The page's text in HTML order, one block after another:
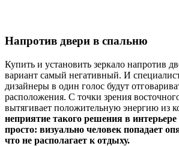
Напротив двери в спальню
Купить и установить зеркало напротив
вариант самый негативный. И
дизайнеры в один голос будут
расположения. С точки зрения
вытягивает положительную энергию из
неприятие такого решения в интерьере
просто: визуально человек попадает
что не располагает к отдыху.